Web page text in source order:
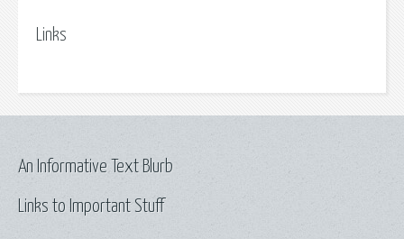
Links
Links to Important Stuff
An Informative Text Blurb